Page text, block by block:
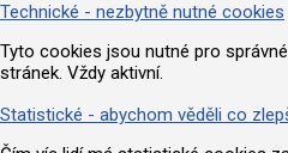
Technické - nezbytně nutné cookies
Tyto cookies jsou nutné pro
stránek. Vždy aktivní.
Statistické - abychom věděli co